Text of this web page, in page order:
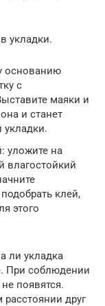
укладки.
основанию
с
маяки и
и станет
уложите на
влагостойкий
клей,
этого
ли укладка
При соблюдении
появятся.
друг